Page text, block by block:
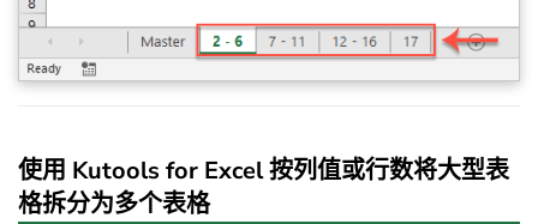
使用 Kutools for Excel 按列值或行数将大型表
格拆分为多个表格